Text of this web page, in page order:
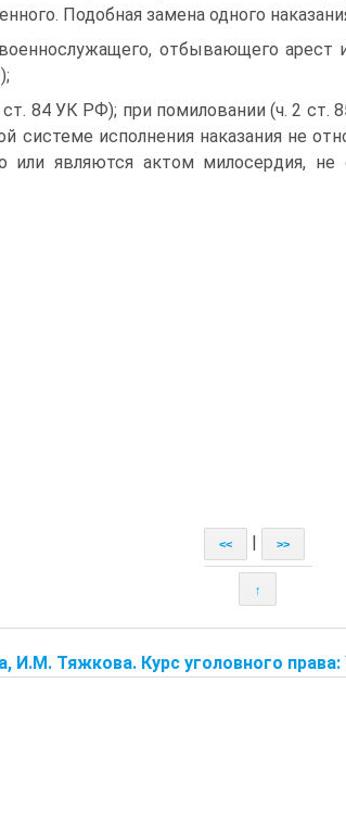
Подобная замена одного
отбывающего арест
ст. 84 УК РФ); при помиловании (ч. 2
системе исполнения наказания не
или являются актом милосердия, не
<< >>
↑
И.М. Тяжкова. Курс уголовного права: